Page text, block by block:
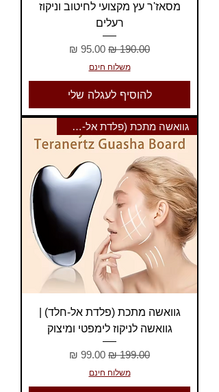
מסאז'ר עץ מקצועי לחיטוב וניקוז
רעלים
מחיר רגיל מחיר מבצע
משלוח חינם
להוסיף לעגלה שלי
גוואשה מתכת (פלדת אל-חלד)
גוואשה מתכת (פלדת אל-חלד) |
גוואשה לניקוז לימפטי ומיצוק
מחיר רגיל מחיר מבצע
משלוח חינם